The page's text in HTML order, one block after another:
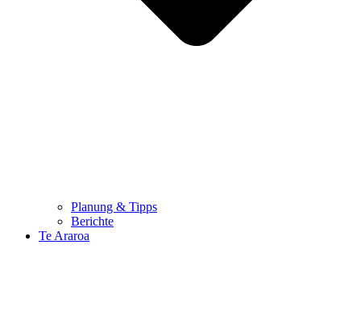
Planung & Tipps
Berichte
Te Araroa